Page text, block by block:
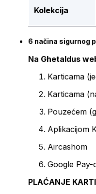
Kolekcija
6 načina sigurnog
Na Ghetaldus
Karticama
Karticama
Pouzećem
Aplikacijom
Aircashom
Google Pay-
PLAĆANJE